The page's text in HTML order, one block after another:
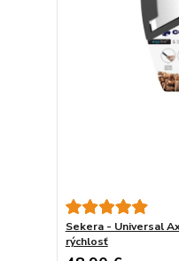
Sekera - Universal
rýchlosť